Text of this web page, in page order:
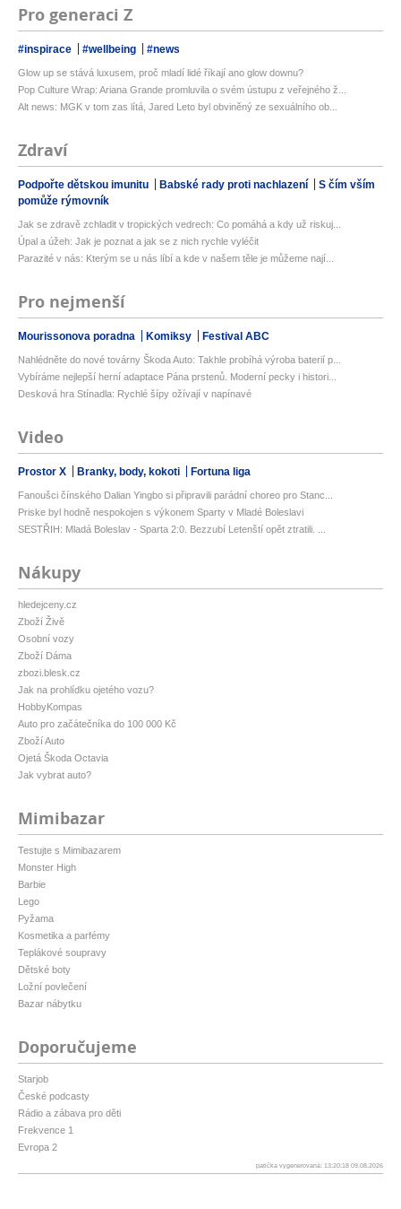
Pro generaci Z
#inspirace #wellbeing #news
Glow up se stává luxusem, proč mladí lidé říkají ano glow downu?
Pop Culture Wrap: Ariana Grande promluvila o svém ústupu z veřejného ž...
Alt news: MGK v tom zas lítá, Jared Leto byl obviněný ze sexuálního ob...
Zdraví
Podpořte dětskou imunitu Babské rady proti nachlazení
S čím vším
pomůže rýmovník
Jak se zdravě zchladit v tropických vedrech: Co pomáhá a kdy už riskuj...
Úpal a úžeh: Jak je poznat a jak se z nich rychle vyléčit
Parazité v nás: Kterým se u nás líbí a kde v našem těle je můžeme nají...
Pro nejmenší
Mourissonova poradna Komiksy Festival ABC
Nahlédněte do nové továrny Škoda Auto: Takhle probíhá výroba baterií p...
Vybíráme nejlepší herní adaptace Pána prstenů. Moderní pecky i histori...
Desková hra Stínadla: Rychlé šípy ožívají v napínavé
Video
Prostor X Branky, body, kokoti Fortuna liga
Fanoušci čínského Dalian Yingbo si připravili parádní choreo pro Stanc...
Priske byl hodně nespokojen s výkonem Sparty v Mladé Boleslavi
SESTŘIH: Mladá Boleslav - Sparta 2:0. Bezzubí Letenští opět ztratili. ...
Nákupy
hledejceny.cz
Zboží Živě
Osobní vozy
Zboží Dáma
zbozi.blesk.cz
Jak na prohlídku ojetého vozu?
HobbyKompas
Auto pro začátečníka do 100 000 Kč
Zboží Auto
Ojetá Škoda Octavia
Jak vybrat auto?
Mimibazar
Testujte s Mimibazarem
Monster High
Barbie
Lego
Pyžama
Kosmetika a parfémy
Teplákové soupravy
Dětské boty
Ložní povlečení
Bazar nábytku
Doporučujeme
Starjob
České podcasty
Rádio a zábava pro děti
Frekvence 1
Evropa 2
patička vygenerovaná: 13:20:18 09.08.2026